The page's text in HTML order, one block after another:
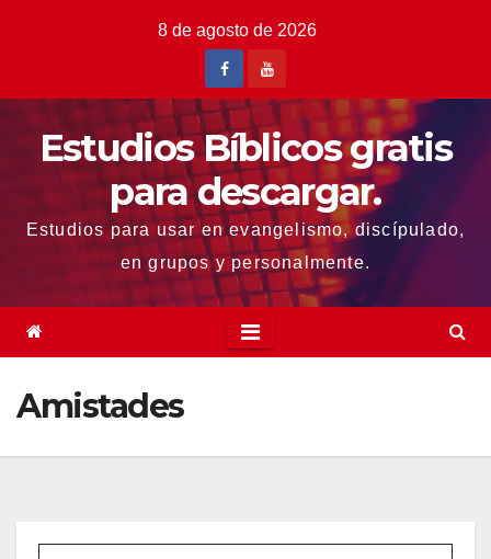
8 de agosto de 2026
Estudios Bíblicos gratis
para descargar.
Estudios para usar en evangelismo, discípulado,
en grupos y personalmente.
Amistades